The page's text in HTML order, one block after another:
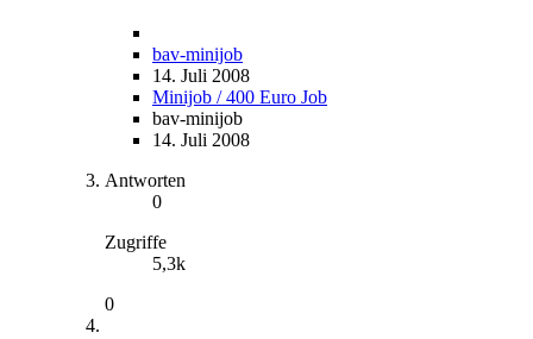
bav-minijob
14. Juli 2008
Minijob / 400 Euro Job
bav-minijob
14. Juli 2008
Antworten
0
Zugriffe
5,3k
0